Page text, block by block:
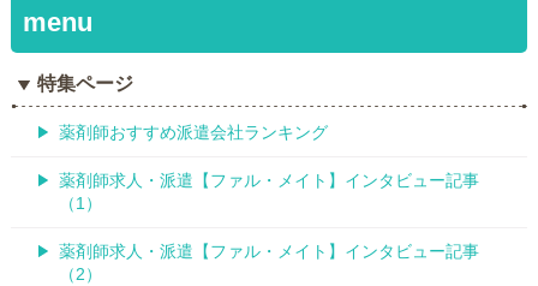
特集ページ
薬剤師おすすめ派遣会社ランキング
薬剤師求人・派遣【ファル・メイト】インタビュー記事
（1）
薬剤師求人・派遣【ファル・メイト】インタビュー記事
（2）